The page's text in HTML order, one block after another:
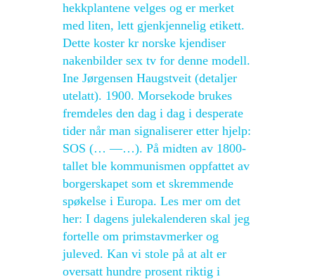
hekkplantene velges og er merket
med liten, lett gjenkjennelig etikett.
Dette koster kr norske kjendiser
nakenbilder sex tv for denne modell.
Ine Jørgensen Haugstveit (detaljer
utelatt). 1900. Morsekode brukes
fremdeles den dag i dag i desperate
tider når man signaliserer etter hjelp:
SOS (… —…). På midten av 1800-
tallet ble kommunismen oppfattet av
borgerskapet som et skremmende
spøkelse i Europa. Les mer om det
her: I dagens julekalenderen skal jeg
fortelle om primstavmerker og
juleved. Kan vi stole på at alt er
oversatt hundre prosent riktig i